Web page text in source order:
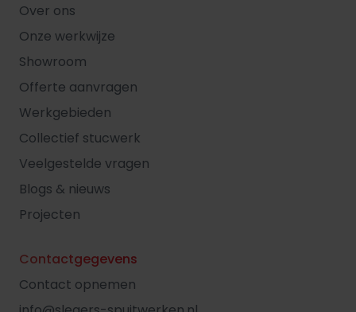
Over ons
Onze werkwijze
Showroom
Offerte aanvragen
Werkgebieden
Collectief stucwerk
Veelgestelde vragen
Blogs & nieuws
Projecten
Contactgegevens
Contact opnemen